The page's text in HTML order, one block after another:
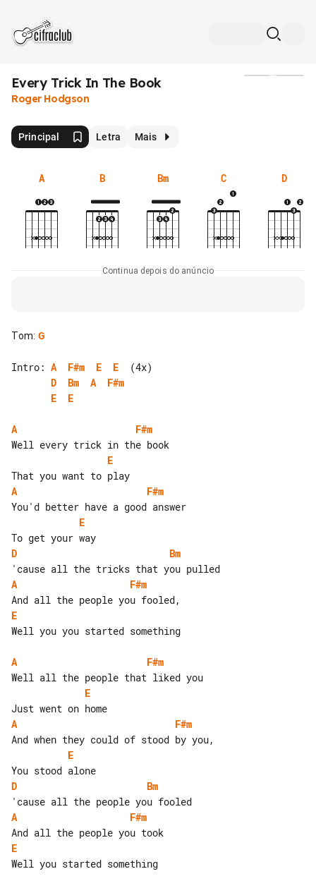
Every Trick In The Book
Roger Hodgson
Principal Letra Mais
A B Bm C D
Continua depois do anúncio
Tom: G
Intro: A F#m E E
D
Bm A
F#m
E
E
A
F#m
E
A
F#m
E
D
Bm
A
F#m
E
Well you you started something
A
F#m
E
A
F#m
E
D
Bm
A
F#m
E
Well you started something